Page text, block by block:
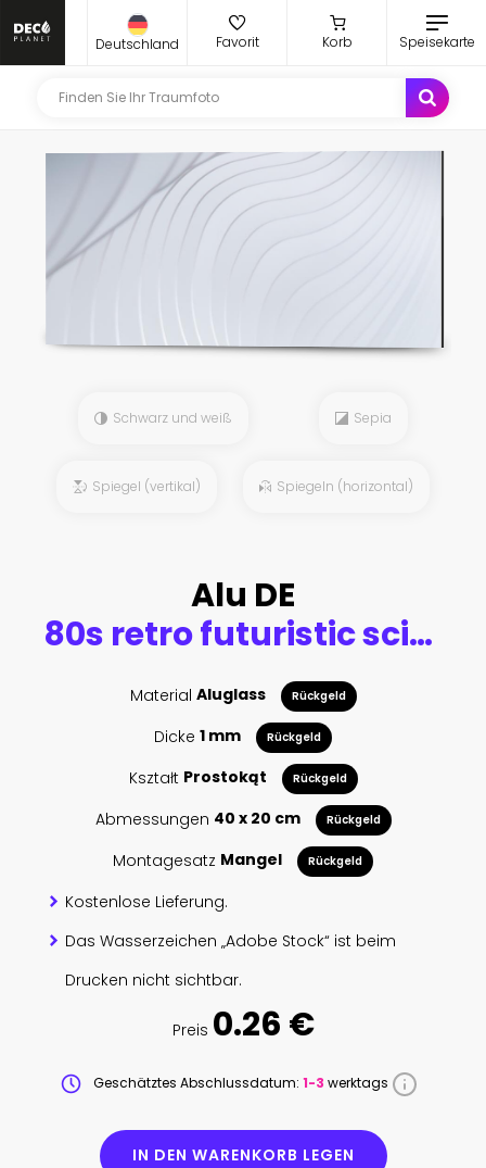
Deutschland Favorit Korb Speisekarte
Schwarz und weiß Sepia
Spiegel (vertikal) Spiegeln (horizontal)
Alu DE
80s retro futuristic sci-fi background. Retrowave VJ videogame landscape with neon lights and low poly terrain grid. Stylized vintage cyberpunk vaporwave 3D render with mountains, sun and stars. 4K
Material Aluglass Rückgeld
Dicke 1 mm Rückgeld
Kształt Prostokąt Rückgeld
Abmessungen 40 x 20 cm Rückgeld
Montagesatz Mangel Rückgeld
Kostenlose Lieferung.
Das Wasserzeichen „Adobe Stock“ ist beim
Drucken nicht sichtbar.
Preis 0.26 €
Geschätztes Abschlussdatum: 1-3 werktags
IN DEN WARENKORB LEGEN